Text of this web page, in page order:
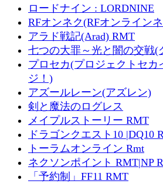
ロードナイン : LORDNINE
RFオンネク(RFオンライン
アラド戦記(Arad) RMT
七つの大罪～光と闇の交戦(
プロセカ(プロジェクトセカ
ジ！)
アズールレーン(アズレン)
剣と魔法のログレス
メイプルストーリー RMT
ドラゴンクエスト10 |DQ10
トーラムオンライン Rmt
ネクソンポイント RMT|NP
「予約制」FF11 RMT